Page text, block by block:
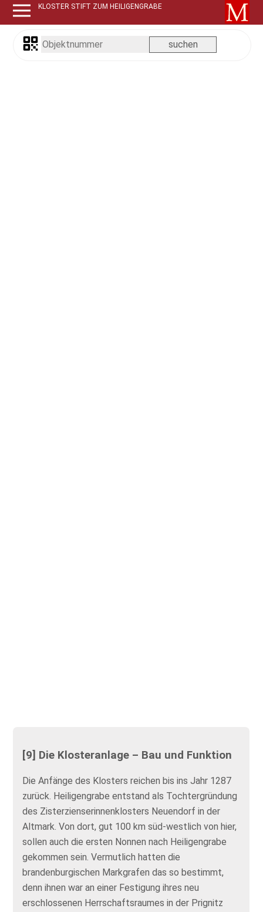
KLOSTER STIFT ZUM HEILIGENGRABE
[9] Die Klosteranlage – Bau und Funktion
Die Anfänge des Klosters reichen bis ins Jahr 1287
zurück. Heiligengrabe entstand als Tochtergründung
des Zisterzienserinnenklosters Neuendorf in der
Altmark. Von dort, gut 100 km süd-westlich von hier,
sollen auch die ersten Nonnen nach Heiligengrabe
gekommen sein. Vermutlich hatten die
brandenburgischen Markgrafen das so bestimmt,
denn ihnen war an einer Festigung ihres neu
erschlossenen Herrschaftsraumes in der Prignitz